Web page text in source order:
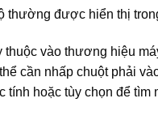
thường được hiển thị
thuộc vào thương hiệu
cần nhấp chuột phải
tính hoặc tùy chọn để tìm